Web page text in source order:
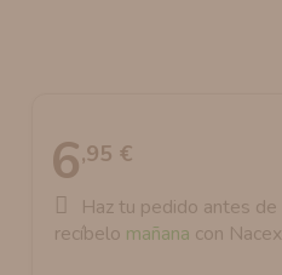
6,95 €
Haz tu pedido antes de
recíbelo mañana con Nacex